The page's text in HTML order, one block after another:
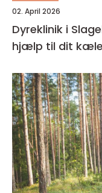
02. April 2026
Dyreklinik i
hjælp til dit